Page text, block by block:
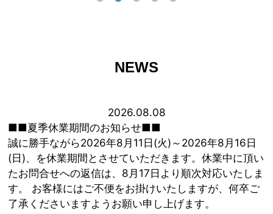
NEWS
2026.08.08
■■夏季休業期間のお知らせ■■
誠に勝手ながら2026年8月11日(火)～2026年8月16日
(日)、を休業期間とさせていただきます。休業中に頂い
たお問合せへの返信は、8月17日より順次対応いたしま
す。 お客様にはご不便をお掛けいたしますが、何卒ご
了承くださいますようお願い申し上げます。